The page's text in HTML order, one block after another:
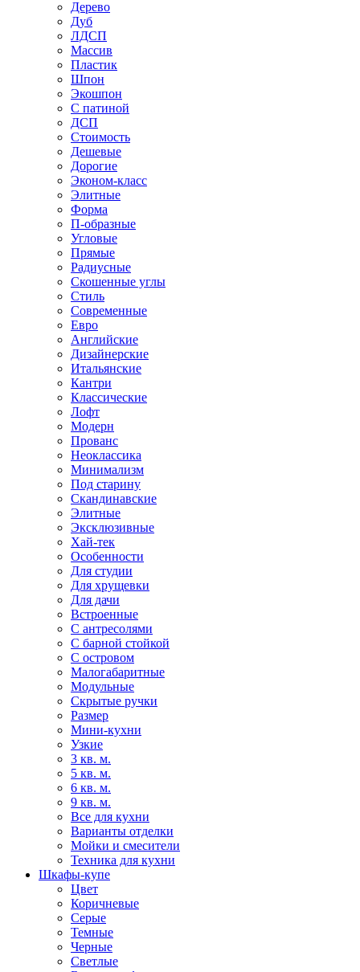
Дерево
Дуб
ЛДСП
Массив
Пластик
Шпон
Экошпон
С патиной
ДСП
Стоимость
Дешевые
Дорогие
Эконом-класс
Элитные
Форма
П-образные
Угловые
Прямые
Радиусные
Скошенные углы
Стиль
Современные
Евро
Английские
Дизайнерские
Итальянские
Кантри
Классические
Лофт
Модерн
Прованс
Неоклассика
Минимализм
Под старину
Скандинавские
Элитные
Эксклюзивные
Хай-тек
Особенности
Для студии
Для хрущевки
Для дачи
Встроенные
С антресолями
С барной стойкой
С островом
Малогабаритные
Модульные
Скрытые ручки
Размер
Мини-кухни
Узкие
3 кв. м.
5 кв. м.
6 кв. м.
9 кв. м.
Все для кухни
Варианты отделки
Мойки и смесители
Техника для кухни
Шкафы-купе
Цвет
Коричневые
Серые
Темные
Черные
Светлые